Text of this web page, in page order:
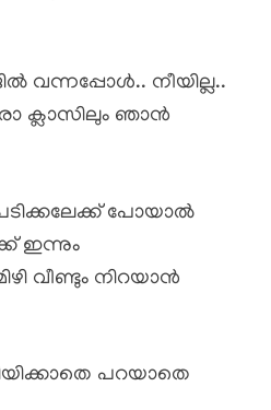
വന്നപ്പോൾ.. നീയില്ല..
ക്ലാസിലും ഞാൻ
പോയാൽ
ഇന്നും
വീണ്ടും നിറയാൻ
പറയാതെ